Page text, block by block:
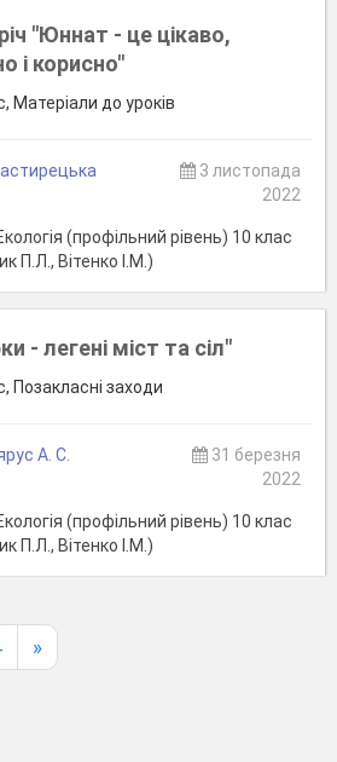
"Юннат - це цікаво,
і корисно"
Матеріали до уроків
3 листопада
2022
(профільний рівень) 10 клас
П.Л., Вітенко І.М.)
- легені міст та сіл"
Позакласні заходи
А. С.
31 березня
2022
(профільний рівень) 10 клас
П.Л., Вітенко І.М.)
»